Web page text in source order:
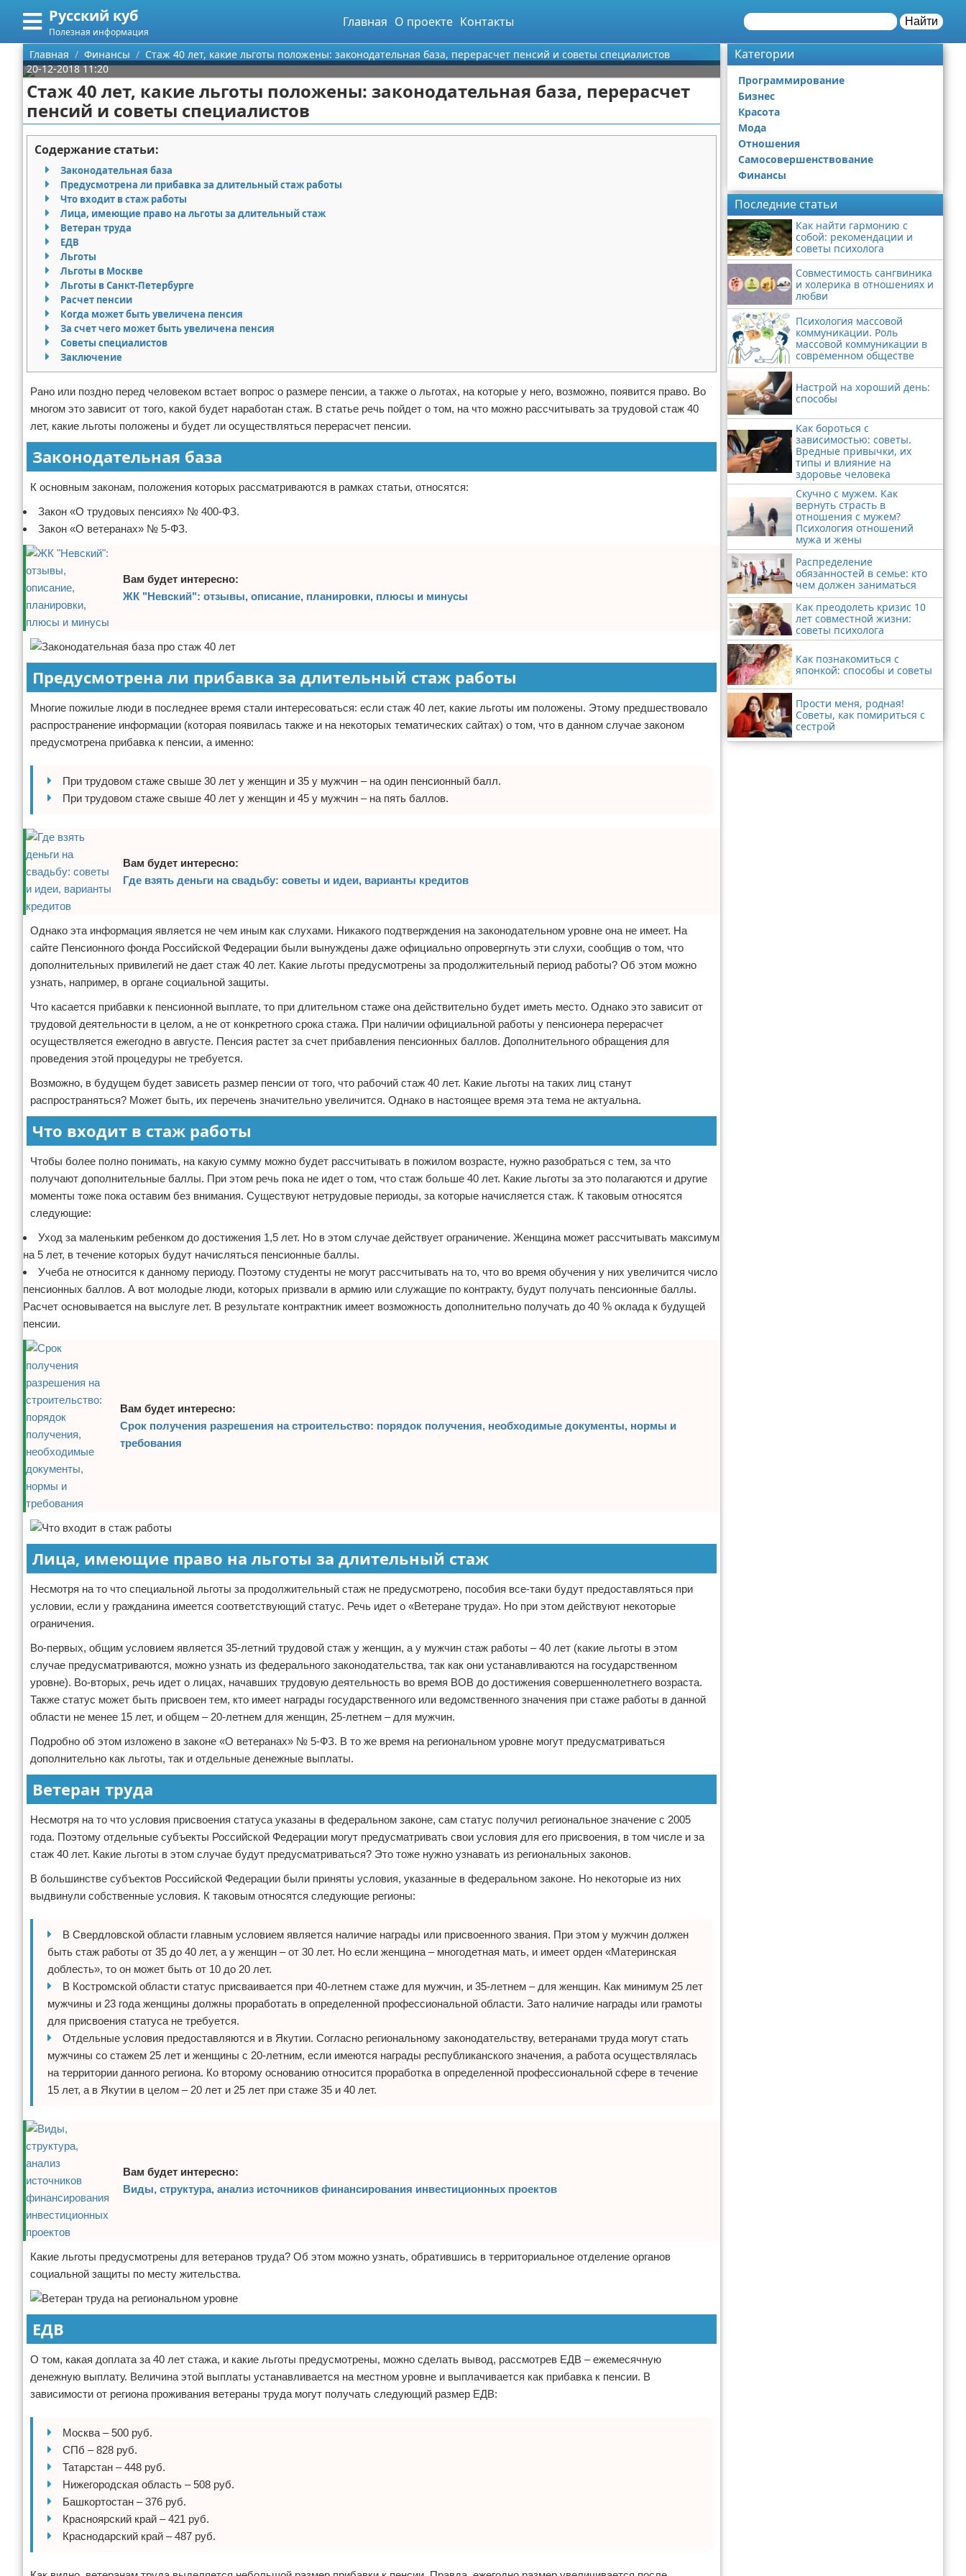
Русский куб
Полезная информация
Главная О проекте Контакты Найти
Меню
Главная
Категории
Программирование
Бизнес
Красота
Мода
Отношения
Самосовершенствование
Финансы
Поиск
О проекте
Контакты
Сотрудничество
Размещение рекламы
Для правообладателей
Условия предоставления информации
Отказ от ответственности
Главная Финансы
Стаж 40 лет, какие льготы положены: законодательная база, перерасчет пенсий и советы специалистов
20-12-2018 11:20
Стаж 40 лет, какие льготы положены: законодательная база, перерасчет
пенсий и советы специалистов
Содержание статьи:
Законодательная база
Предусмотрена ли прибавка за длительный стаж работы
Что входит в стаж работы
Лица, имеющие право на льготы за длительный стаж
Ветеран труда
ЕДВ
Льготы
Льготы в Москве
Льготы в Санкт-Петербурге
Расчет пенсии
Когда может быть увеличена пенсия
За счет чего может быть увеличена пенсия
Советы специалистов
Заключение
Рано или поздно перед человеком встает вопрос о размере пенсии, а также о льготах, на которые у него, возможно, появится право. Во
многом это зависит от того, какой будет наработан стаж. В статье речь пойдет о том, на что можно рассчитывать за трудовой стаж 40
лет, какие льготы положены и будет ли осуществляться перерасчет пенсии.
Законодательная база
К основным законам, положения которых рассматриваются в рамках статьи, относятся:
Закон «О трудовых пенсиях» № 400-ФЗ.
Закон «О ветеранах» № 5-ФЗ.
Вам будет интересно:
ЖК "Невский": отзывы, описание, планировки, плюсы и минусы
Предусмотрена ли прибавка за длительный стаж работы
Многие пожилые люди в последнее время стали интересоваться: если стаж 40 лет, какие льготы им положены. Этому предшествовало
распространение информации (которая появилась также и на некоторых тематических сайтах) о том, что в данном случае законом
предусмотрена прибавка к пенсии, а именно:
При трудовом стаже свыше 30 лет у женщин и 35 у мужчин – на один пенсионный балл.
При трудовом стаже свыше 40 лет у женщин и 45 у мужчин – на пять баллов.
Вам будет интересно:
Где взять деньги на свадьбу: советы и идеи, варианты кредитов
Однако эта информация является не чем иным как слухами. Никакого подтверждения на законодательном уровне она не имеет. На
сайте Пенсионного фонда Российской Федерации были вынуждены даже официально опровергнуть эти слухи, сообщив о том, что
дополнительных привилегий не дает стаж 40 лет. Какие льготы предусмотрены за продолжительный период работы? Об этом можно
узнать, например, в органе социальной защиты.
Что касается прибавки к пенсионной выплате, то при длительном стаже она действительно будет иметь место. Однако это зависит от
трудовой деятельности в целом, а не от конкретного срока стажа. При наличии официальной работы у пенсионера перерасчет
осуществляется ежегодно в августе. Пенсия растет за счет прибавления пенсионных баллов. Дополнительного обращения для
проведения этой процедуры не требуется.
Возможно, в будущем будет зависеть размер пенсии от того, что рабочий стаж 40 лет. Какие льготы на таких лиц станут
распространяться? Может быть, их перечень значительно увеличится. Однако в настоящее время эта тема не актуальна.
Что входит в стаж работы
Чтобы более полно понимать, на какую сумму можно будет рассчитывать в пожилом возрасте, нужно разобраться с тем, за что
получают дополнительные баллы. При этом речь пока не идет о том, что стаж больше 40 лет. Какие льготы за это полагаются и другие
моменты тоже пока оставим без внимания. Существуют нетрудовые периоды, за которые начисляется стаж. К таковым относятся
следующие:
Уход за маленьким ребенком до достижения 1,5 лет. Но в этом случае действует ограничение. Женщина может рассчитывать максимум
на 5 лет, в течение которых будут начисляться пенсионные баллы.
Учеба не относится к данному периоду. Поэтому студенты не могут рассчитывать на то, что во время обучения у них увеличится число
пенсионных баллов. А вот молодые люди, которых призвали в армию или служащие по контракту, будут получать пенсионные баллы.
Расчет основывается на выслуге лет. В результате контрактник имеет возможность дополнительно получать до 40 % оклада к будущей
пенсии.
Вам будет интересно:
Срок получения разрешения на строительство: порядок получения, необходимые документы, нормы и
требования
Лица, имеющие право на льготы за длительный стаж
Несмотря на то что специальной льготы за продолжительный стаж не предусмотрено, пособия все-таки будут предоставляться при
условии, если у гражданина имеется соответствующий статус. Речь идет о «Ветеране труда». Но при этом действуют некоторые
ограничения.
Во-первых, общим условием является 35-летний трудовой стаж у женщин, а у мужчин стаж работы – 40 лет (какие льготы в этом
случае предусматриваются, можно узнать из федерального законодательства, так как они устанавливаются на государственном
уровне). Во-вторых, речь идет о лицах, начавших трудовую деятельность во время ВОВ до достижения совершеннолетнего возраста.
Также статус может быть присвоен тем, кто имеет награды государственного или ведомственного значения при стаже работы в данной
области не менее 15 лет, и общем – 20-летнем для женщин, 25-летнем – для мужчин.
Подробно об этом изложено в законе «О ветеранах» № 5-ФЗ. В то же время на региональном уровне могут предусматриваться
дополнительно как льготы, так и отдельные денежные выплаты.
Ветеран труда
Несмотря на то что условия присвоения статуса указаны в федеральном законе, сам статус получил региональное значение с 2005
года. Поэтому отдельные субъекты Российской Федерации могут предусматривать свои условия для его присвоения, в том числе и за
стаж 40 лет. Какие льготы в этом случае будут предусматриваться? Это тоже нужно узнавать из региональных законов.
В большинстве субъектов Российской Федерации были приняты условия, указанные в федеральном законе. Но некоторые из них
выдвинули собственные условия. К таковым относятся следующие регионы:
В Свердловской области главным условием является наличие награды или присвоенного звания. При этом у мужчин должен
быть стаж работы от 35 до 40 лет, а у женщин – от 30 лет. Но если женщина – многодетная мать, и имеет орден «Материнская
доблесть», то он может быть от 10 до 20 лет.
В Костромской области статус присваивается при 40-летнем стаже для мужчин, и 35-летнем – для женщин. Как минимум 25 лет
мужчины и 23 года женщины должны проработать в определенной профессиональной области. Зато наличие награды или грамоты
для присвоения статуса не требуется.
Отдельные условия предоставляются и в Якутии. Согласно региональному законодательству, ветеранами труда могут стать
мужчины со стажем 25 лет и женщины с 20-летним, если имеются награды республиканского значения, а работа осуществлялась
на территории данного региона. Ко второму основанию относится проработка в определенной профессиональной сфере в течение
15 лет, а в Якутии в целом – 20 лет и 25 лет при стаже 35 и 40 лет.
Вам будет интересно:
Виды, структура, анализ источников финансирования инвестиционных проектов
Какие льготы предусмотрены для ветеранов труда? Об этом можно узнать, обратившись в территориальное отделение органов
социальной защиты по месту жительства.
ЕДВ
О том, какая доплата за 40 лет стажа, и какие льготы предусмотрены, можно сделать вывод, рассмотрев ЕДВ – ежемесячную
денежную выплату. Величина этой выплаты устанавливается на местном уровне и выплачивается как прибавка к пенсии. В
зависимости от региона проживания ветераны труда могут получать следующий размер ЕДВ:
Москва – 500 руб.
СПб – 828 руб.
Татарстан – 448 руб.
Нижегородская область – 508 руб.
Башкортостан – 376 руб.
Красноярский край – 421 руб.
Краснодарский край – 487 руб.
Категории
Программирование
Бизнес
Красота
Мода
Отношения
Самосовершенствование
Финансы
Последние статьи
Как найти гармонию с
собой: рекомендации и
советы психолога
Совместимость сангвиника
и холерика в отношениях и
любви
Психология массовой
коммуникации. Роль
массовой коммуникации в
современном обществе
Настрой на хороший день:
способы
Как бороться с
зависимостью: советы.
Вредные привычки, их
типы и влияние на
здоровье человека
Скучно с мужем. Как
вернуть страсть в
отношения с мужем?
Психология отношений
мужа и жены
Распределение
обязанностей в семье: кто
чем должен заниматься
Как преодолеть кризис 10
лет совместной жизни:
советы психолога
Как познакомиться с
японкой: способы и советы
Прости меня, родная!
Советы, как помириться с
сестрой